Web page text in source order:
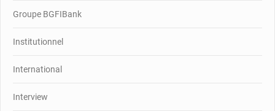
Groupe BGFIBank
Institutionnel
International
Interview